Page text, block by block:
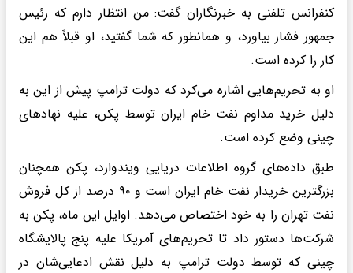
کنفرانس تلفنی به خبرنگاران گفت: من انتظار دارم که رئیس
جمهور فشار بیاورد، و همانطور که شما گفتید، او قبلاً هم این
کار را کرده است.
او به تحریم‌هایی اشاره می‌کرد که دولت ترامپ پیش از این به
دلیل خرید مداوم نفت خام ایران توسط پکن، علیه نهادهای
چینی وضع کرده است.
طبق داده‌های گروه اطلاعات دریایی ویندوارد، پکن همچنان
بزرگترین خریدار نفت خام ایران است و ۹۰ درصد از کل فروش
نفت تهران را به خود اختصاص می‌دهد. اوایل این ماه، پکن به
شرکت‌ها دستور داد تا تحریم‌های آمریکا علیه پنج پالایشگاه
چینی که توسط دولت ترامپ به دلیل نقش ادعایی‌شان در